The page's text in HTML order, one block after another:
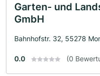
Garten- und
GmbH
Bahnhofstr. 32, 55278
0.0 (0